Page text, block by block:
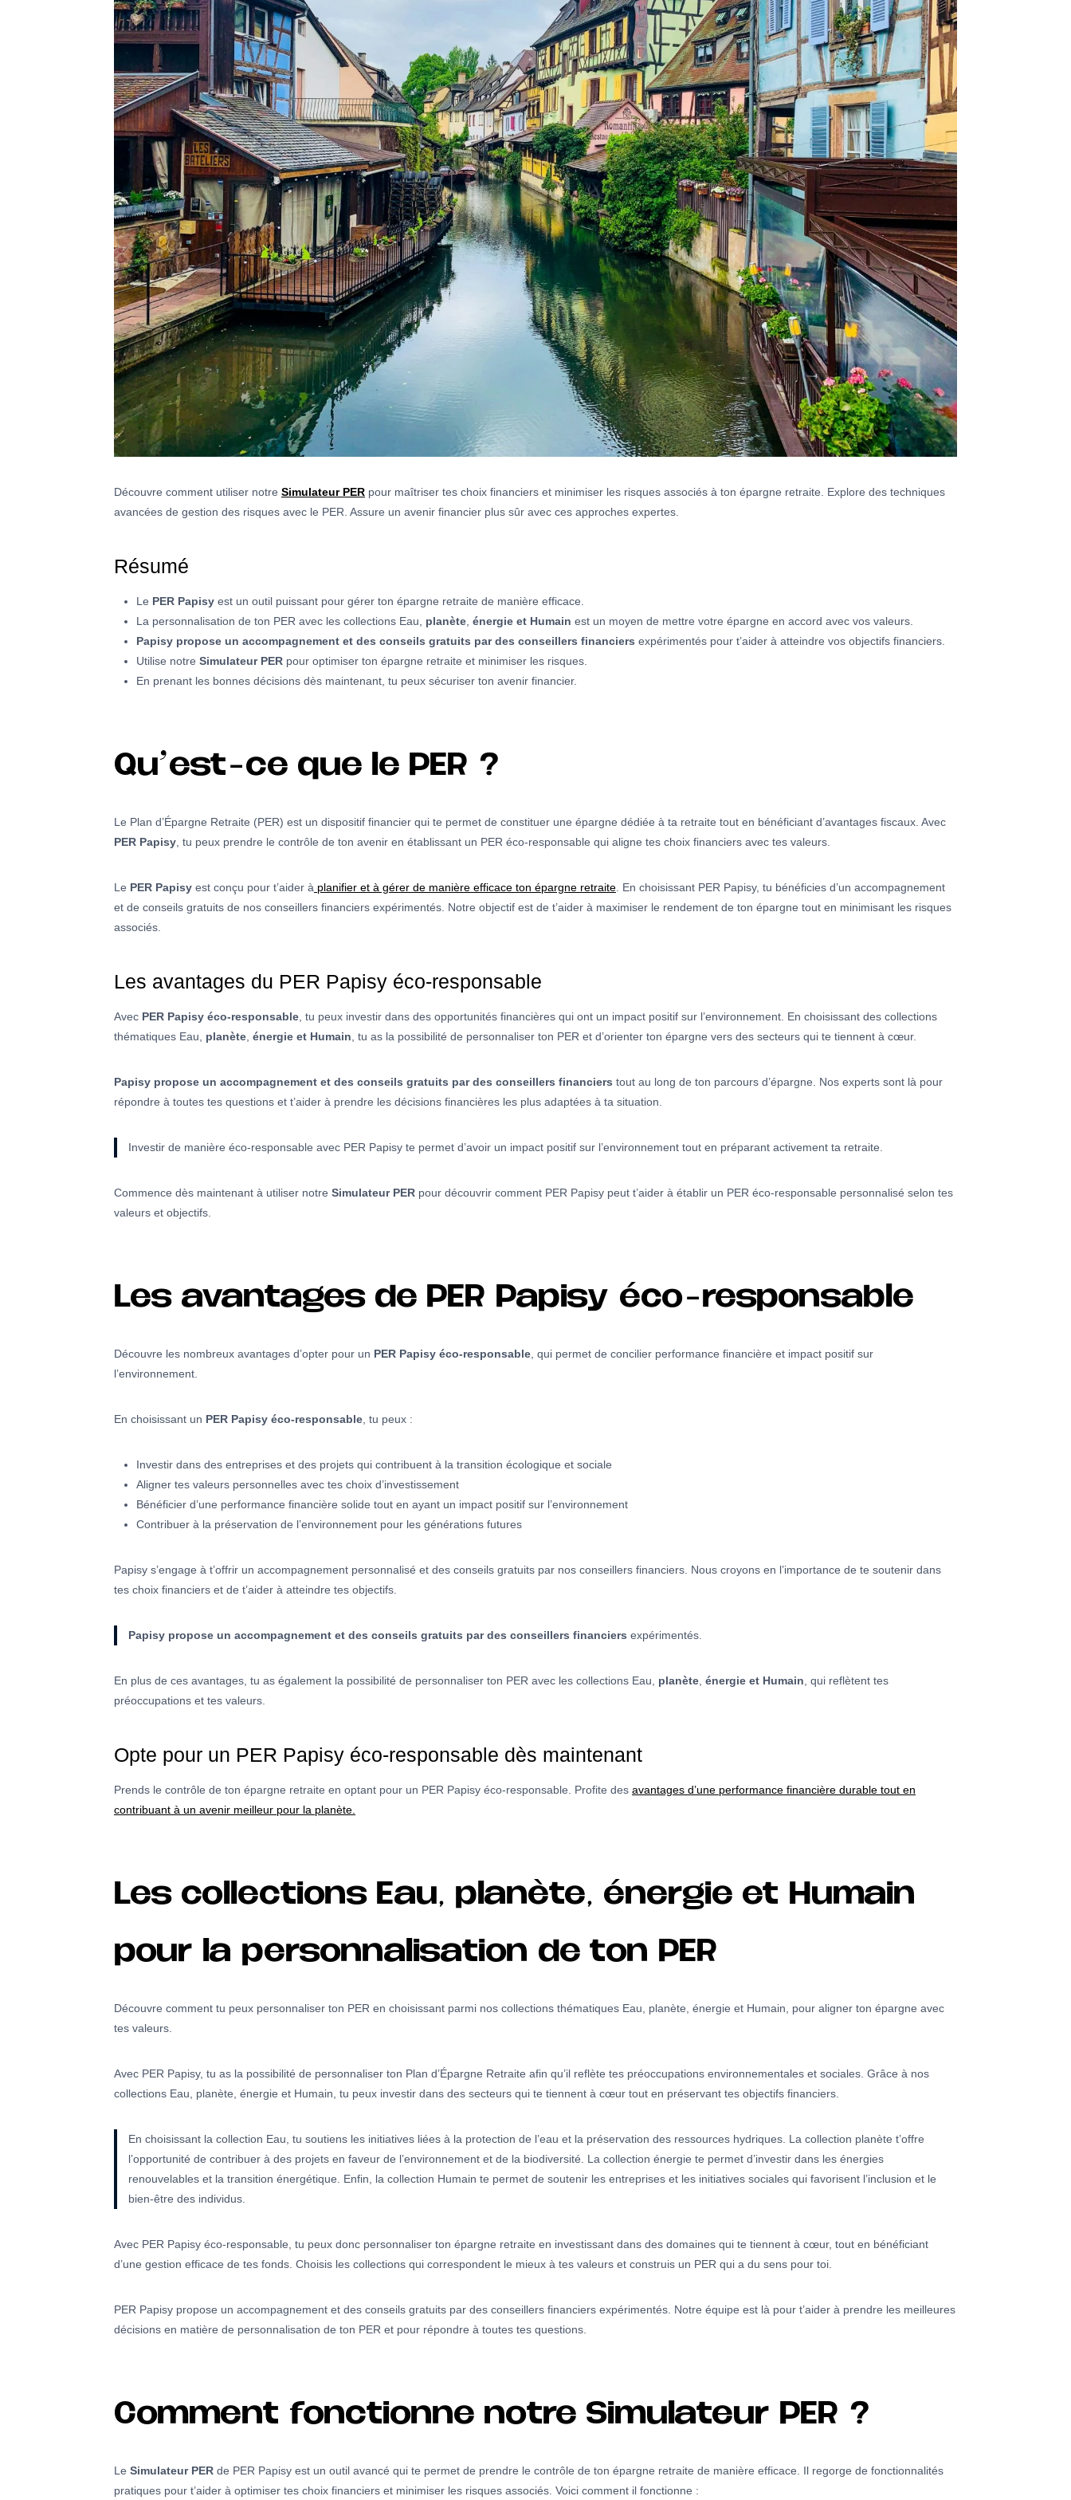
Découvre comment utiliser notre Simulateur PER pour maîtriser tes choix financiers et minimiser les risques associés à ton épargne retraite. Explore des techniques
avancées de gestion des risques avec le PER. Assure un avenir financier plus sûr avec ces approches expertes.
Résumé
Le PER Papisy est un outil puissant pour gérer ton épargne retraite de manière efficace.
La personnalisation de ton PER avec les collections Eau, planète énergie et Humain est un moyen de mettre votre épargne en accord avec vos valeurs.
Papisy propose un accompagnement et des conseils gratuits par des conseillers financiers expérimentés pour t’aider à atteindre vos objectifs financiers.
Utilise notre Simulateur PER pour optimiser ton épargne retraite et minimiser les risques.
En prenant les bonnes décisions dès maintenant, tu peux sécuriser ton avenir financier.
Qu’est-ce que le PER ?
Le Plan d’Épargne Retraite (PER) est un dispositif financier qui te permet de constituer une épargne dédiée à ta retraite tout en bénéficiant d’avantages fiscaux. Avec
PER Papisy , tu peux prendre le contrôle de ton avenir en établissant un PER éco-responsable qui aligne tes choix financiers avec tes valeurs.
Le PER Papisy est conçu pour t’aider à planifier et à gérer de manière efficace ton épargne retraite . En choisissant PER Papisy, tu bénéficies d’un accompagnement
et de conseils gratuits de nos conseillers financiers expérimentés. Notre objectif est de t’aider à maximiser le rendement de ton épargne tout en minimisant les risques
associés.
Les avantages du PER Papisy éco-responsable
Avec PER Papisy éco-responsable , tu peux investir dans des opportunités financières qui ont un impact positif sur l’environnement. En choisissant des collections
thématiques Eau, planète énergie et Humain , tu as la possibilité de personnaliser ton PER et d’orienter ton épargne vers des secteurs qui te tiennent à cœur.
Papisy propose un accompagnement et des conseils gratuits par des conseillers financiers tout au long de ton parcours d’épargne. Nos experts sont là pour
répondre à toutes tes questions et t’aider à prendre les décisions financières les plus adaptées à ta situation.
Investir de manière éco-responsable avec PER Papisy te permet d’avoir un impact positif sur l’environnement tout en préparant activement ta retraite.
Commence dès maintenant à utiliser notre Simulateur PER pour découvrir comment PER Papisy peut t’aider à établir un PER éco-responsable personnalisé selon tes
valeurs et objectifs.
Les avantages de PER Papisy éco-responsable
Découvre les nombreux avantages d’opter pour un PER Papisy éco-responsable , qui permet de concilier performance financière et impact positif sur
l’environnement.
En choisissant un PER Papisy éco-responsable , tu peux :
Investir dans des entreprises et des projets qui contribuent à la transition écologique et sociale
Aligner tes valeurs personnelles avec tes choix d’investissement
Bénéficier d’une performance financière solide tout en ayant un impact positif sur l’environnement
Contribuer à la préservation de l’environnement pour les générations futures
Papisy s’engage à t’offrir un accompagnement personnalisé et des conseils gratuits par nos conseillers financiers. Nous croyons en l’importance de te soutenir dans
tes choix financiers et de t’aider à atteindre tes objectifs.
Papisy propose un accompagnement et des conseils gratuits par des conseillers financiers expérimentés.
En plus de ces avantages, tu as également la possibilité de personnaliser ton PER avec les collections Eau, planète énergie et Humain , qui reflètent tes
préoccupations et tes valeurs.
Opte pour un PER Papisy éco-responsable dès maintenant
Prends le contrôle de ton épargne retraite en optant pour un PER Papisy éco-responsable. Profite des avantages d’une performance financière durable tout en
contribuant à un avenir meilleur pour la planète.
Les collections Eau, planète, énergie et Humain
pour la personnalisation de ton PER
Découvre comment tu peux personnaliser ton PER en choisissant parmi nos collections thématiques Eau, planète, énergie et Humain, pour aligner ton épargne avec
tes valeurs.
Avec PER Papisy, tu as la possibilité de personnaliser ton Plan d’Épargne Retraite afin qu’il reflète tes préoccupations environnementales et sociales. Grâce à nos
collections Eau, planète, énergie et Humain, tu peux investir dans des secteurs qui te tiennent à cœur tout en préservant tes objectifs financiers.
En choisissant la collection Eau, tu soutiens les initiatives liées à la protection de l’eau et la préservation des ressources hydriques. La collection planète t’offre
l’opportunité de contribuer à des projets en faveur de l’environnement et de la biodiversité. La collection énergie te permet d’investir dans les énergies
renouvelables et la transition énergétique. Enfin, la collection Humain te permet de soutenir les entreprises et les initiatives sociales qui favorisent l’inclusion et le
bien-être des individus.
Avec PER Papisy éco-responsable, tu peux donc personnaliser ton épargne retraite en investissant dans des domaines qui te tiennent à cœur, tout en bénéficiant
d’une gestion efficace de tes fonds. Choisis les collections qui correspondent le mieux à tes valeurs et construis un PER qui a du sens pour toi.
PER Papisy propose un accompagnement et des conseils gratuits par des conseillers financiers expérimentés. Notre équipe est là pour t’aider à prendre les meilleures
décisions en matière de personnalisation de ton PER et pour répondre à toutes tes questions.
Comment fonctionne notre Simulateur PER ?
Le Simulateur PER de PER Papisy est un outil avancé qui te permet de prendre le contrôle de ton épargne retraite de manière efficace. Il regorge de fonctionnalités
pratiques pour t’aider à optimiser tes choix financiers et minimiser les risques associés. Voici comment il fonctionne :